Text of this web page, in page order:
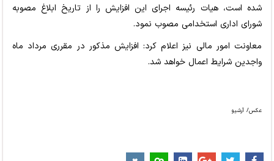
شده است، هیات رئیسه اجرای این افزایش را از تاریخ ابلاغ مصوبه
شورای اداری استخدامی مصوب نمود.
معاونت امور مالی نیز اعلام کرد: افزایش مذکور در مقرری مرداد ماه
واجدین شرایط اعمال خواهد شد.
عکس/ آرشیو